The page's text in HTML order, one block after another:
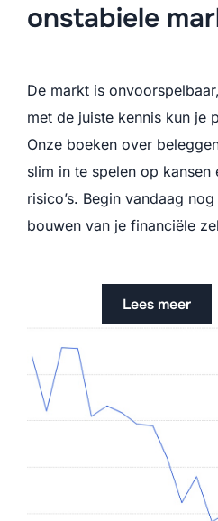
onstabiele
De markt is
met de juiste kennis kun je
Onze boeken over
slim in te spelen op kansen
risico’s. Begin vandaag
bouwen van je financiële
Lees meer